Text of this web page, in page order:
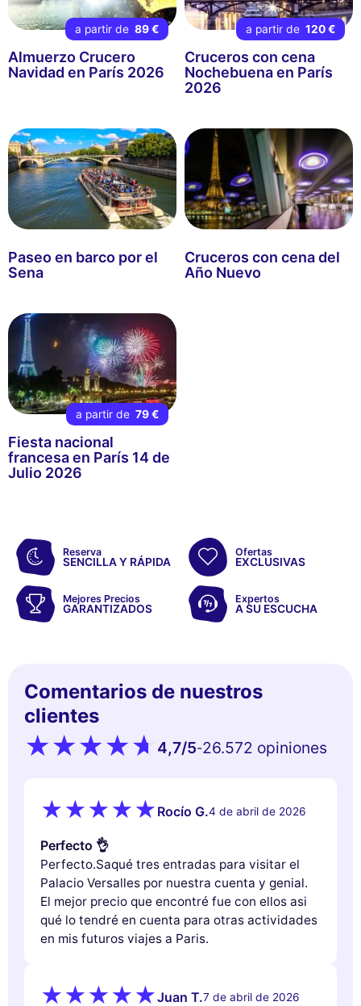
a partir de 89 €
Almuerzo Crucero
Navidad en París 2026
a partir de 120 €
Cruceros con cena
Nochebuena en París
2026
Paseo en barco por el
Sena
Cruceros con cena del
Año Nuevo
a partir de 79 €
Fiesta nacional
francesa en París 14 de
Julio 2026
Reserva
SENCILLA Y RÁPIDA
Ofertas
EXCLUSIVAS
Mejores Precios
GARANTIZADOS
Expertos
A SU ESCUCHA
Comentarios de nuestros
clientes
4,7/5-26.572 opiniones
Rocío G.4 de abril de 2026
Perfecto 👌
Perfecto.Saqué tres entradas para visitar el
Palacio Versalles por nuestra cuenta y genial.
El mejor precio que encontré fue con ellos asi
qué lo tendré en cuenta para otras actividades
en mis futuros viajes a Paris.
Juan T.7 de abril de 2026